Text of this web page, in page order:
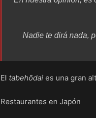
Nadie te dirá nada,
El tabehōdai es una gran
Restaurantes en Japón